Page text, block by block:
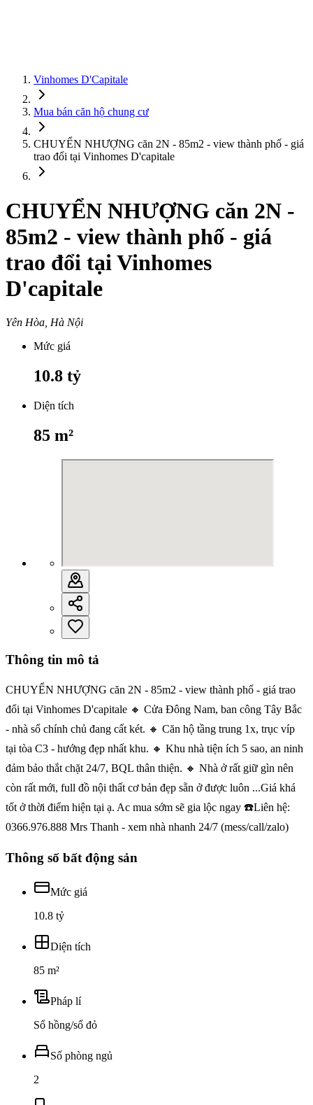
Vinhomes D'Capitale
Mua bán căn hộ chung cư
CHUYỂN NHƯỢNG căn 2N - 85m2 - view thành phố - giá
trao đổi tại Vinhomes D'capitale
CHUYỂN NHƯỢNG căn 2N -
85m2 - view thành phố - giá
trao đổi tại Vinhomes
D'capitale
Yên Hòa, Hà Nội
Mức giá
10.8 tỷ
Diện tích
85 m²
Thông tin mô tả
CHUYỂN NHƯỢNG căn 2N - 85m2 - view thành phố - giá trao
đổi tại Vinhomes D'capitale 🔸 Cửa Đông Nam, ban công Tây Bắc
- nhà sổ chính chủ đang cất két. 🔸 Căn hộ tầng trung 1x, trục víp
tại tòa C3 - hướng đẹp nhất khu. 🔸 Khu nhà tiện ích 5 sao, an ninh
đảm bảo thắt chặt 24/7, BQL thân thiện. 🔸 Nhà ở rất giữ gìn nên
còn rất mới, full đồ nội thất cơ bản đẹp sẵn ở được luôn ...Giá khá
tốt ở thời điểm hiện tại ạ. Ac mua sớm sẽ gia lộc ngay ☎️Liên hệ:
0366.976.888 Mrs Thanh - xem nhà nhanh 24/7 (mess/call/zalo)
Thông số bất động sản
Mức giá
10.8 tỷ
Diện tích
85 m²
Pháp lí
Sổ hồng/sổ đỏ
Số phòng ngủ
2